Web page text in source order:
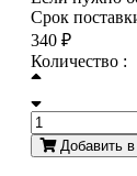
Срок
340 ₽
Количество :
Добавить в